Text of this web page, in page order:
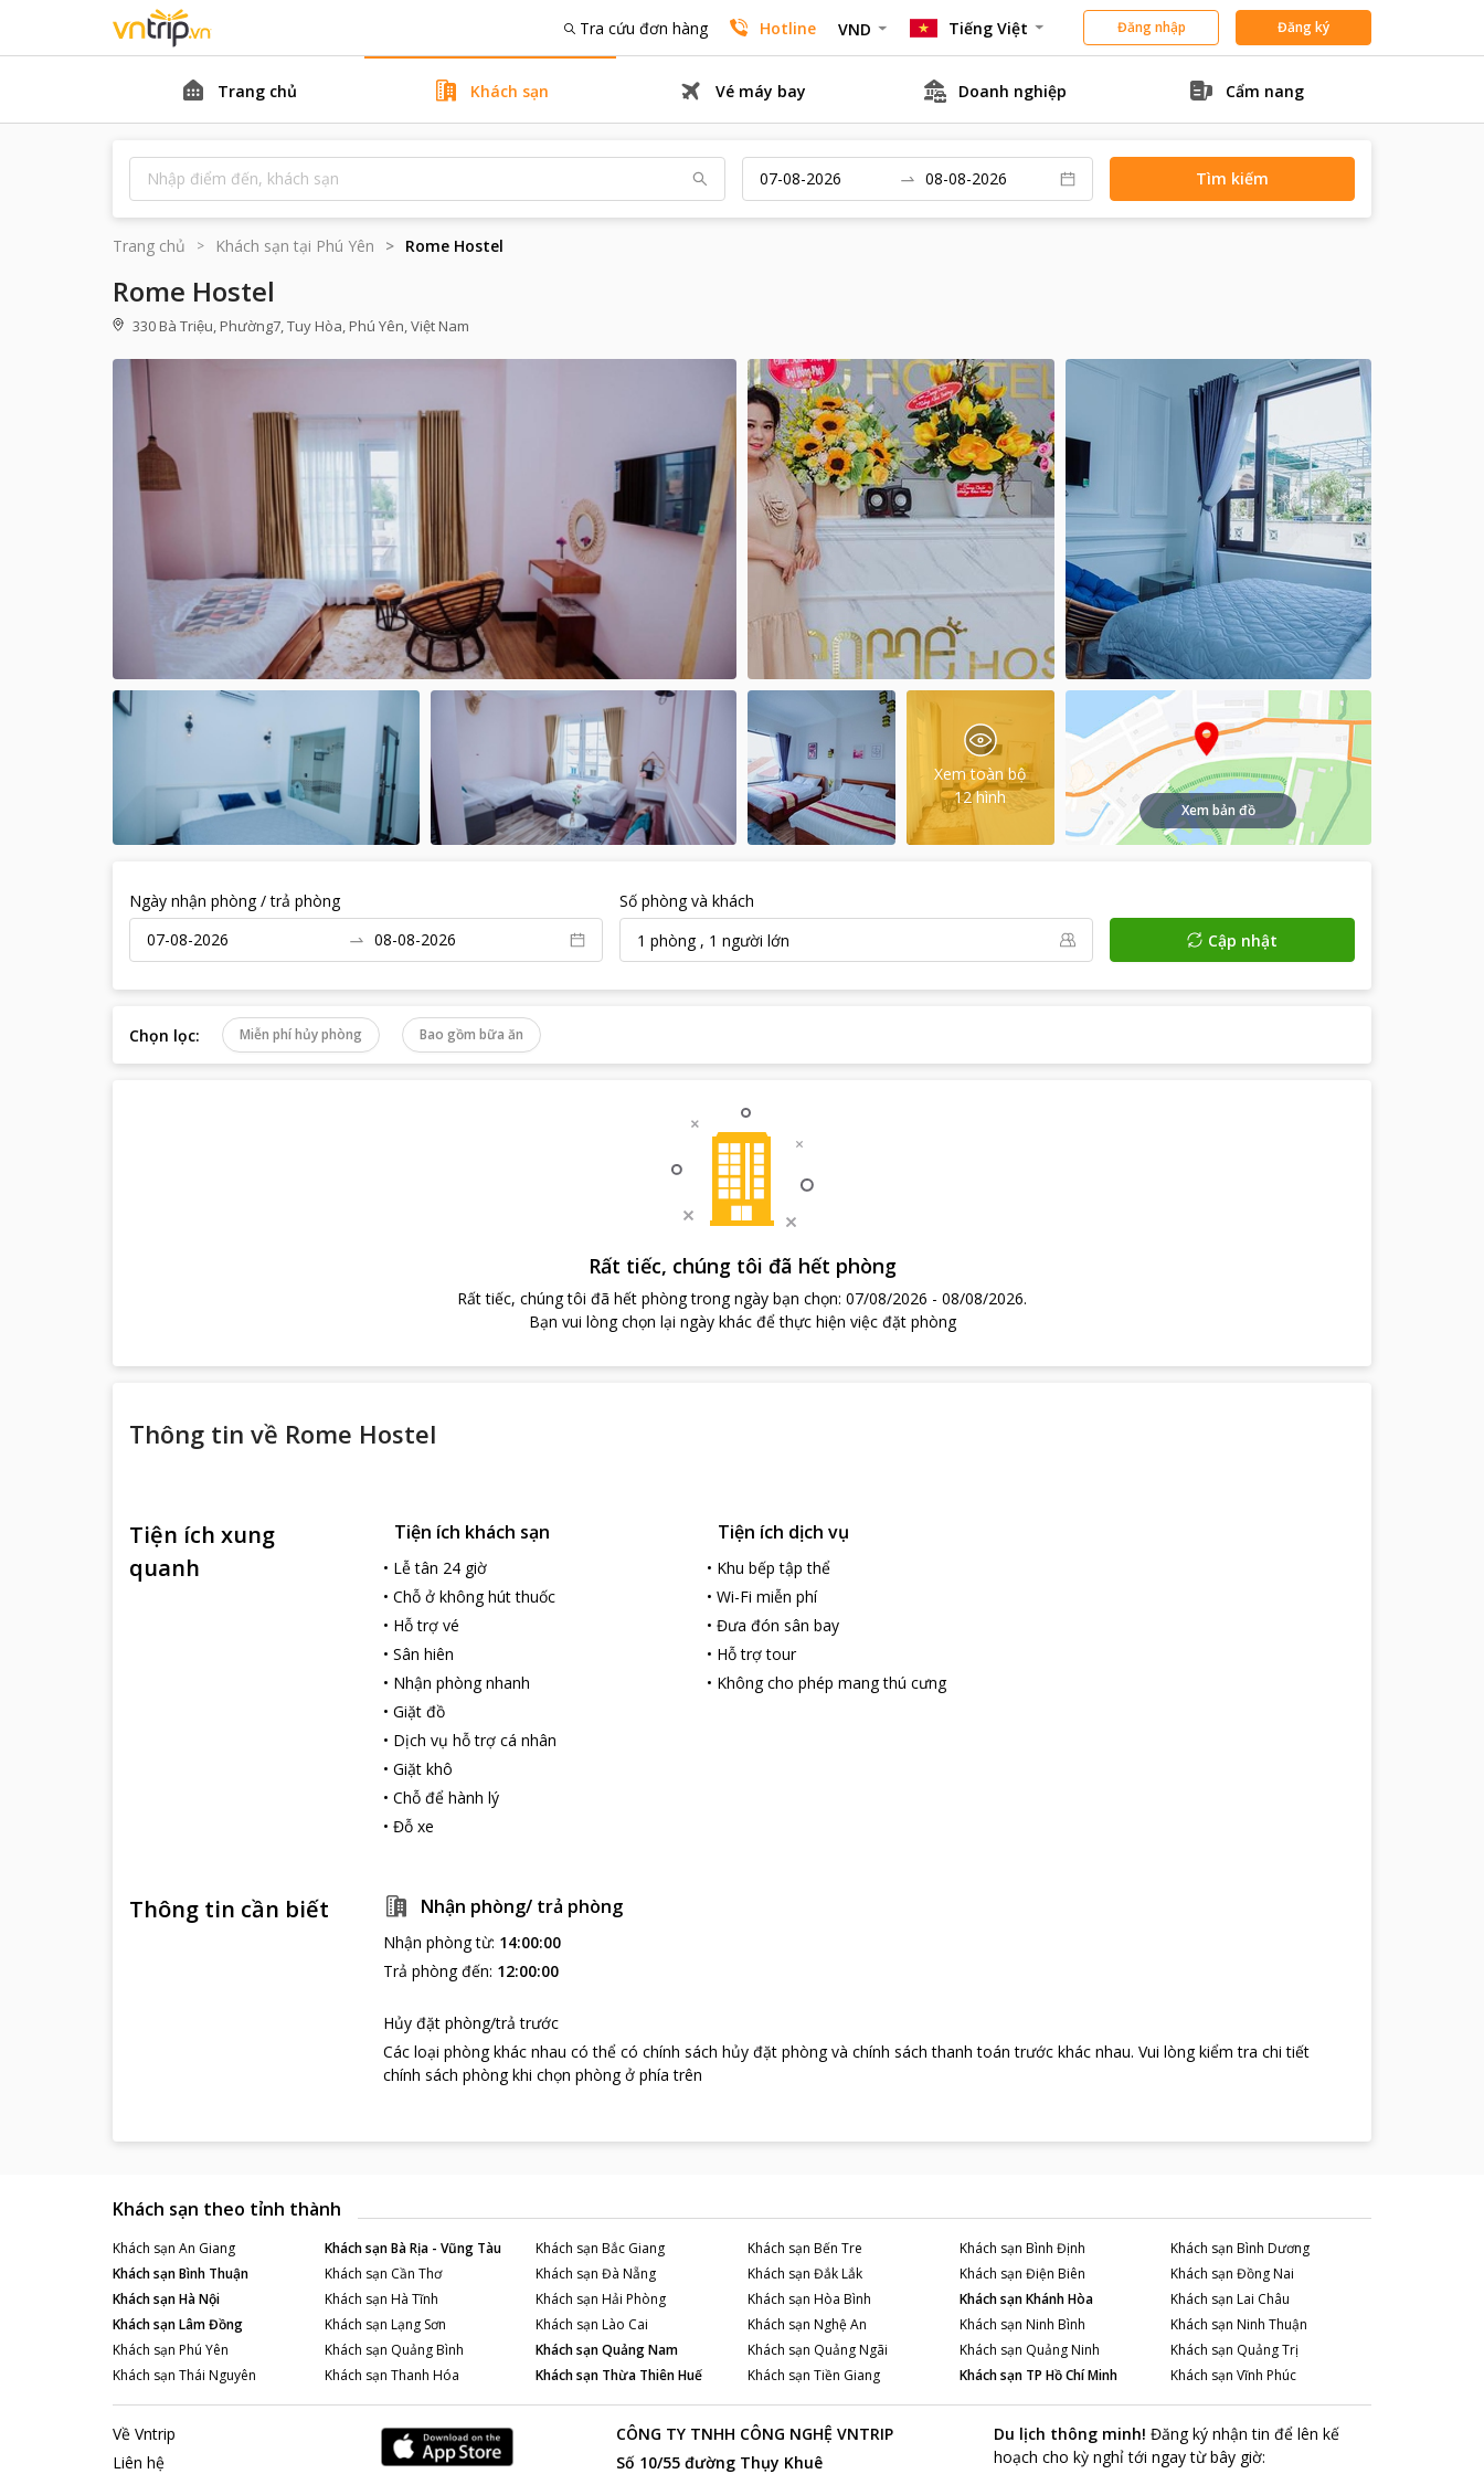
Tra cứu đơn hàng Hotline VND Tiếng Việt Đăng nhập Đăng ký
Trang chủ Khách sạn Vé máy bay Doanh nghiệp Cẩm nang
Tìm kiếm
Trang chủ Khách sạn tại Phú Yên Rome Hostel
Rome Hostel
330 Bà Triệu, Phường7, Tuy Hòa, Phú Yên, Việt Nam
Xem toàn bộ
12 hình
Xem bản đồ
Ngày nhận phòng / trả phòng
Số phòng và khách
1 phòng, 1 người lớn Cập nhật
Chọn lọc: Miễn phí hủy phòng Bao gồm bữa ăn
Rất tiếc, chúng tôi đã hết phòng
Rất tiếc, chúng tôi đã hết phòng trong ngày bạn chọn: 07/08/2026 - 08/08/2026.
Bạn vui lòng chọn lại ngày khác để thực hiện việc đặt phòng
Thông tin về Rome Hostel
Tiện ích xung
quanh
Tiện ích khách sạn
• Lễ tân 24 giờ
• Chỗ ở không hút thuốc
• Hỗ trợ vé
• Sân hiên
• Nhận phòng nhanh
• Giặt đồ
• Dịch vụ hỗ trợ cá nhân
• Giặt khô
• Chỗ để hành lý
• Đỗ xe
Tiện ích dịch vụ
• Khu bếp tập thể
•Wi-Fi miễn phí
•Đưa đón sân bay
• Hỗ trợ tour
• Không cho phép mang thú cưng
Thông tin cần biết Nhận phòng/ trả phòng
Nhận phòng từ: 14:00:00
Trả phòng đến: 12:00:00
Hủy đặt phòng/trả trước
Các loại phòng khác nhau có thể có chính sách hủy đặt phòng và chính sách thanh toán trước khác nhau. Vui lòng kiểm tra chi tiết
chính sách phòng khi chọn phòng ở phía trên
Khách sạn theo tỉnh thành
Khách sạn An Giang Khách sạnBà Rịa - Vũng Tàu Khách sạn Bắc Giang Khách sạn Bến Tre Khách sạn Bình Định Khách sạn Bình Dương
Khách sạnBình Thuận Khách sạn Cần Thơ Khách sạn Đà Nẵng Khách sạn Đắk Lắk Khách sạn Điện Biên Khách sạn Đồng Nai
Khách sạnHà Nội Khách sạn Hà Tĩnh Khách sạn Hải Phòng Khách sạn Hòa Bình Khách sạnKhánh Hòa Khách sạn Lai Châu
Khách sạnLâm Đồng Khách sạn Lạng Sơn Khách sạn Lào Cai Khách sạn Nghệ An Khách sạn Ninh Bình Khách sạn Ninh Thuận
Khách sạn Phú Yên Khách sạn Quảng Bình Khách sạnQuảng Nam Khách sạn Quảng Ngãi Khách sạn Quảng Ninh Khách sạn Quảng Trị
Khách sạn Thái Nguyên Khách sạn Thanh Hóa Khách sạn Thừa Thiên Huế Khách sạn Tiền Giang Khách sạn TP Hồ Chí Minh Khách sạn Vĩnh Phúc
Về Vntrip
Liên hệ
CÔNG TY TNHH CÔNG NGHỆ VNTRIP
Số 10/55 đường Thụy Khuê
Du lịch thông minh! Đăng ký nhận tin để lên kế
hoạch cho kỳ nghỉ tới ngay từ bây giờ: